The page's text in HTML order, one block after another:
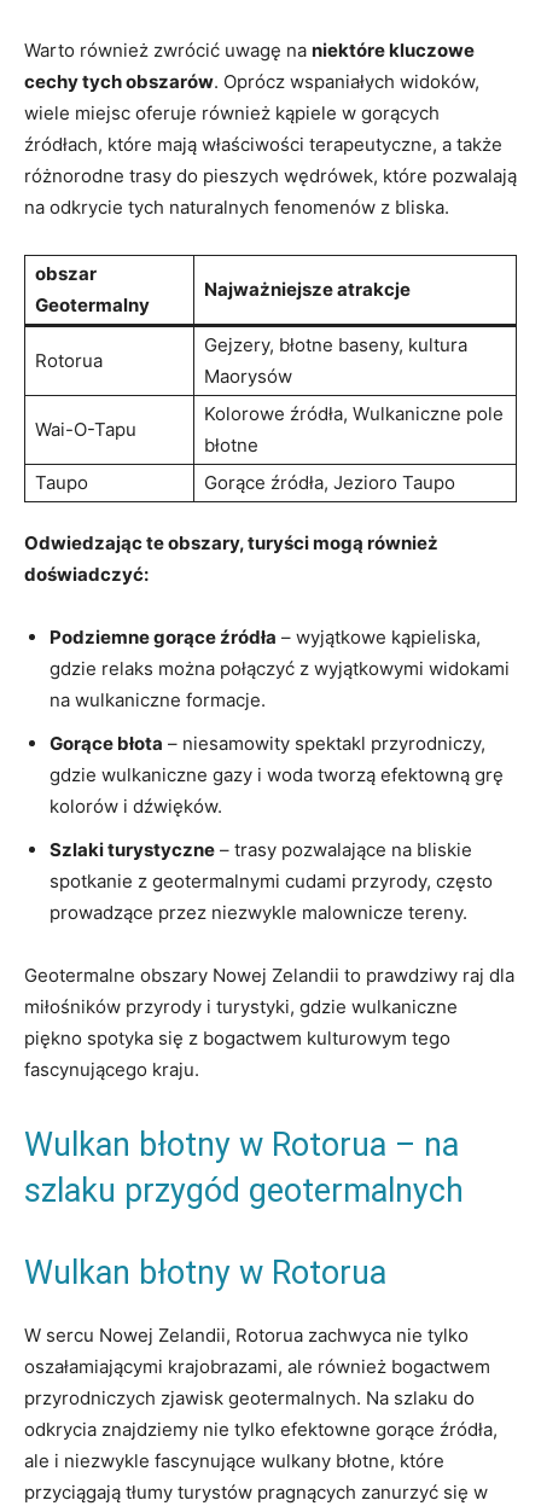
Warto również zwrócić uwagę na niektóre kluczowe
cechy tych obszarów. Oprócz wspaniałych widoków,
wiele miejsc oferuje również kąpiele w gorących
źródłach, które mają właściwości terapeutyczne, a także
różnorodne trasy do pieszych wędrówek, które pozwalają
na odkrycie tych naturalnych fenomenów z bliska.
obszar
Geotermalny
Najważniejsze atrakcje
Rotorua
Gejzery, błotne baseny, kultura
Maorysów
Wai-O-Tapu
Kolorowe źródła, Wulkaniczne pole
błotne
Taupo
Gorące źródła, Jezioro Taupo
Odwiedzając te obszary, turyści mogą również
doświadczyć:
Podziemne gorące źródła – wyjątkowe kąpieliska,
gdzie relaks można połączyć z wyjątkowymi widokami
na wulkaniczne formacje.
Gorące błota – niesamowity spektakl przyrodniczy,
gdzie wulkaniczne gazy i woda tworzą efektowną grę
kolorów i dźwięków.
Szlaki turystyczne – trasy pozwalające na bliskie
spotkanie z geotermalnymi cudami przyrody, często
prowadzące przez niezwykle malownicze tereny.
Geotermalne obszary Nowej Zelandii to prawdziwy raj dla
miłośników przyrody i turystyki, gdzie wulkaniczne
piękno spotyka się z bogactwem kulturowym tego
fascynującego kraju.
Wulkan błotny w Rotorua – na
szlaku przygód geotermalnych
Wulkan błotny w Rotorua
W sercu Nowej Zelandii, Rotorua zachwyca nie tylko
oszałamiającymi krajobrazami, ale również bogactwem
przyrodniczych zjawisk geotermalnych. Na szlaku do
odkrycia znajdziemy nie tylko efektowne gorące źródła,
ale i niezwykle fascynujące wulkany błotne, które
przyciągają tłumy turystów pragnących zanurzyć się w